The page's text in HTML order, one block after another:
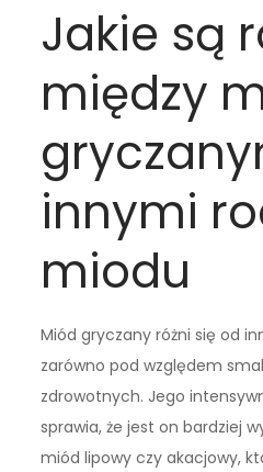
Jakie są
między
innymi
miodu
Miód gryczany różni się od
zarówno pod względem
zdrowotnych. Jego
sprawia, że jest on bardziej
miód lipowy czy akacjowy,